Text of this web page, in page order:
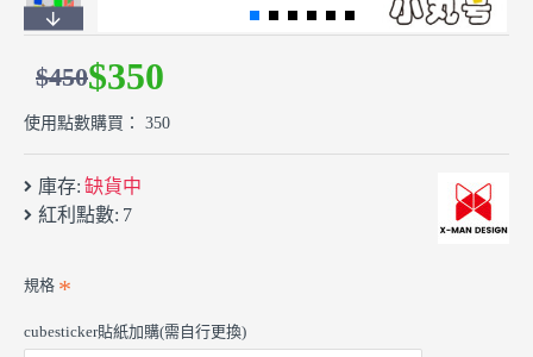
庫存: 缺貨中
紅利點數: 7
$350
$450
使用點數購買： 350
規格
cubesticker貼紙加購(需自行更換)